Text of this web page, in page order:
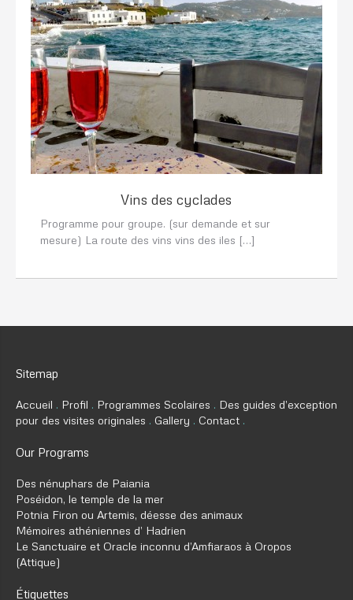
Vins des cyclades
Programme pour groupe. (sur demande et sur
mesure) La route des vins vins des iles […]
Sitemap
Accueil Profil Programmes Scolaires
Des guides d’exception
pour des visites originales
Gallery Contact
Our Programs
Des nénuphars de Paiania
Poséidon, le temple de la mer
Potnia Firon ou Artemis, déesse des animaux
Mémoires athéniennes d’ Hadrien
Le Sanctuaire et Oracle inconnu d’Amfiaraos à Oropos
(Attique)
Étiquettes